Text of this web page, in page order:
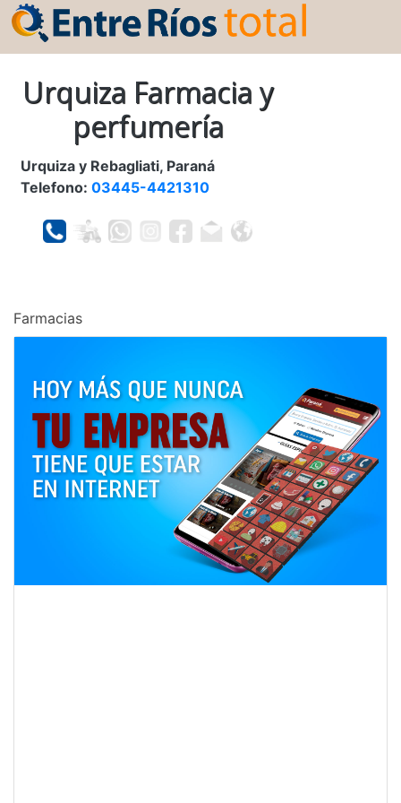
Urquiza Farmacia y
perfumería
Urquiza y Rebagliati, Paraná
Telefono: 03445-4421310
Farmacias